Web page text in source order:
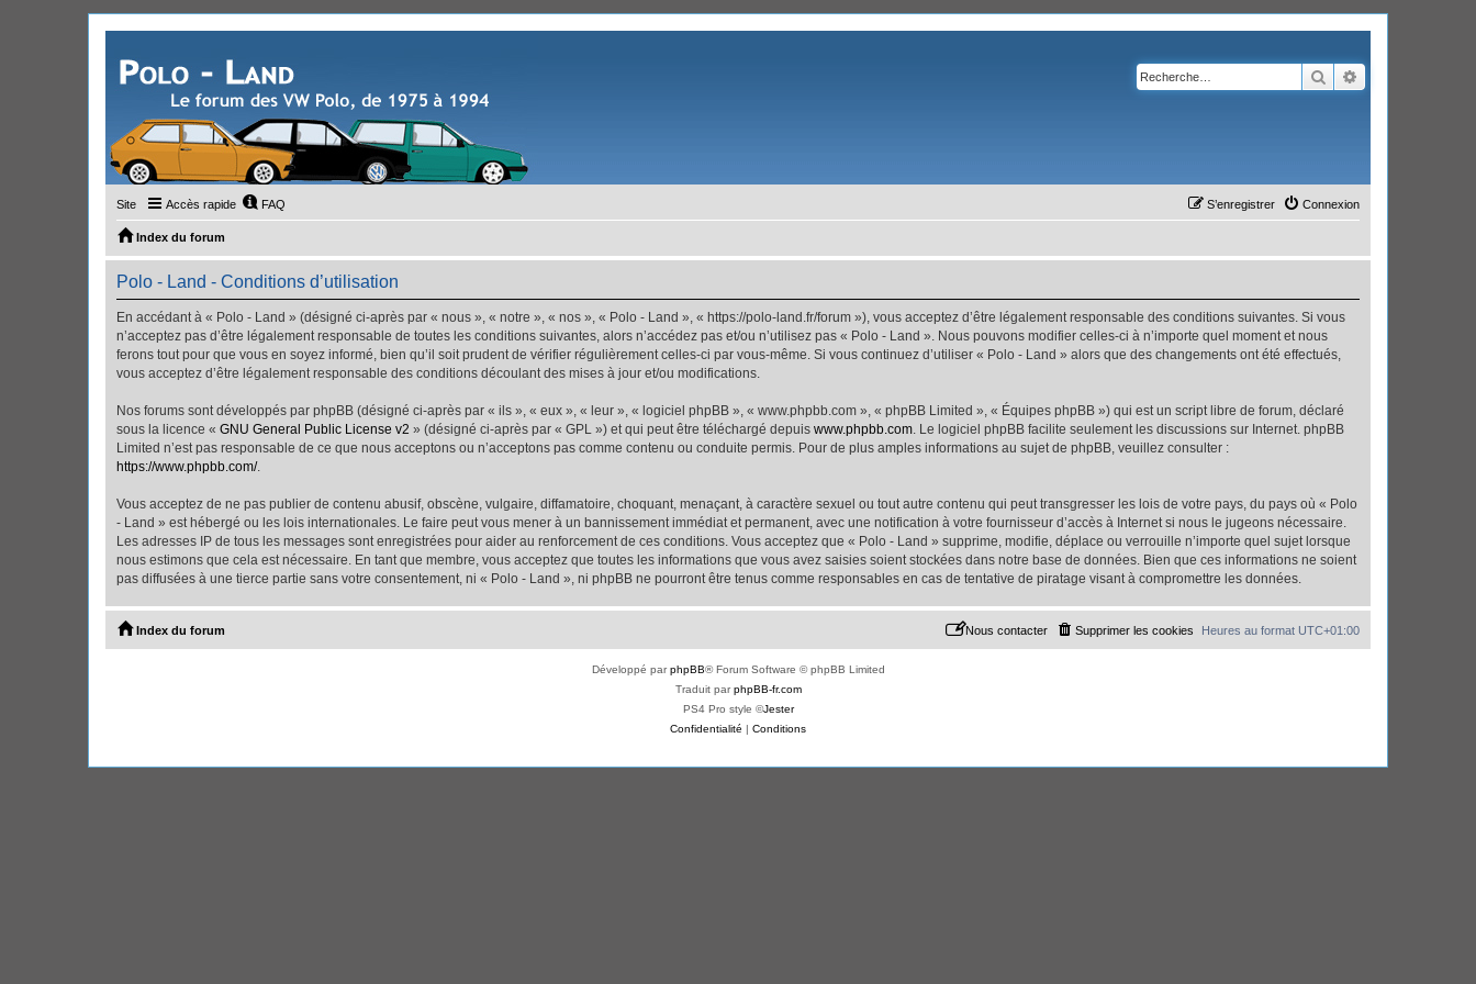
Rechercher
Site Accès rapide FAQ Connexion
S’enregistrer
Index du forum
Polo - Land - Conditions d’utilisation
En accédant à « Polo - Land » (désigné ci-après par « nous », « notre », « nos », « Polo - Land », « https://polo-land.fr/forum »), vous acceptez d’être légalement responsable des conditions suivantes. Si vous
n’acceptez pas d’être légalement responsable de toutes les conditions suivantes, alors n’accédez pas et/ou n’utilisez pas « Polo - Land ». Nous pouvons modifier celles-ci à n’importe quel moment et nous
ferons tout pour que vous en soyez informé, bien qu’il soit prudent de vérifier régulièrement celles-ci par vous-même. Si vous continuez d’utiliser « Polo - Land » alors que des changements ont été effectués,
vous acceptez d’être légalement responsable des conditions découlant des mises à jour et/ou modifications.
Nos forums sont développés par phpBB (désigné ci-après par « ils », « eux », « leur », « logiciel phpBB », « www.phpbb.com », « phpBB Limited », « Équipes phpBB ») qui est un script libre de forum, déclaré
sous la licence « GNU General Public License v2 » (désigné ci-après par « GPL ») et qui peut être téléchargé depuis www.phpbb.com. Le logiciel phpBB facilite seulement les discussions sur Internet. phpBB
Limited n’est pas responsable de ce que nous acceptons ou n’acceptons pas comme contenu ou conduite permis. Pour de plus amples informations au sujet de phpBB, veuillez consulter :
https://www.phpbb.com/.
Vous acceptez de ne pas publier de contenu abusif, obscène, vulgaire, diffamatoire, choquant, menaçant, à caractère sexuel ou tout autre contenu qui peut transgresser les lois de votre pays, du pays où « Polo
- Land » est hébergé ou les lois internationales. Le faire peut vous mener à un bannissement immédiat et permanent, avec une notification à votre fournisseur d’accès à Internet si nous le jugeons nécessaire.
Les adresses IP de tous les messages sont enregistrées pour aider au renforcement de ces conditions. Vous acceptez que « Polo - Land » supprime, modifie, déplace ou verrouille n’importe quel sujet lorsque
nous estimons que cela est nécessaire. En tant que membre, vous acceptez que toutes les informations que vous avez saisies soient stockées dans notre base de données. Bien que ces informations ne soient
pas diffusées à une tierce partie sans votre consentement, ni « Polo - Land », ni phpBB ne pourront être tenus comme responsables en cas de tentative de piratage visant à compromettre les données.
Index du forum Heures au format UTC+01:00
Supprimer les cookies
Nous contacter
Développé parphpBB® Forum Software © phpBB Limited
Traduit parphpBB-fr.com
PS4 Pro style ©Jester
Confidentialité | Conditions